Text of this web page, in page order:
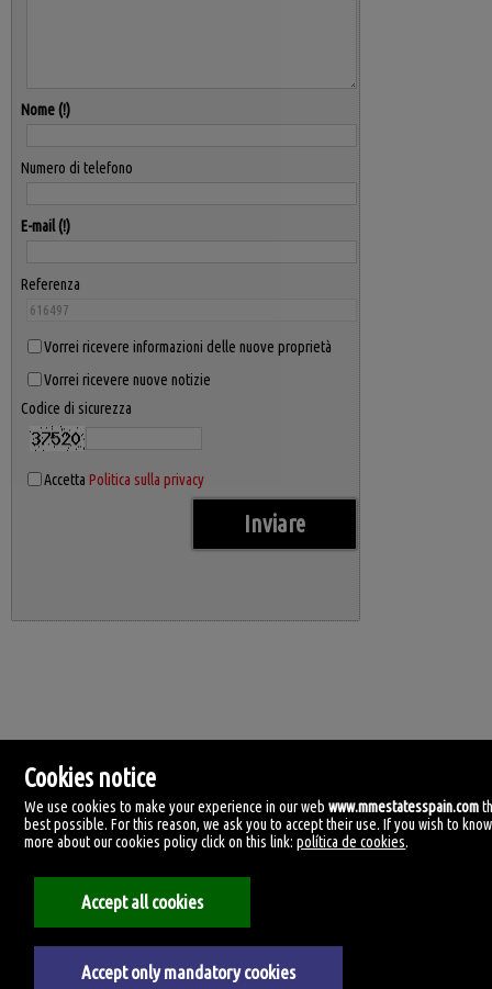
Nome
Numero di telefono
E-mail
Referenza
Vorrei ricevere informazioni delle nuove proprietà
Vorrei ricevere nuove notizie
Codice di sicurezza
Accetta Politica sulla privacy
Tirreno, 4.
Cookies notice
We use cookies to make your experience in our webwww.mmestatesspain.com
best possible. For this reason, we ask you to accept their use. If you wish to know
more about our cookies policy click on this link:política de cookies.
Accept all cookies
Accept only mandatory cookies